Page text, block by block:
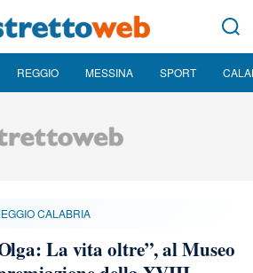
REGGIO MESSINA SPORT
CALABRIA
La vita oltre”, al Museo